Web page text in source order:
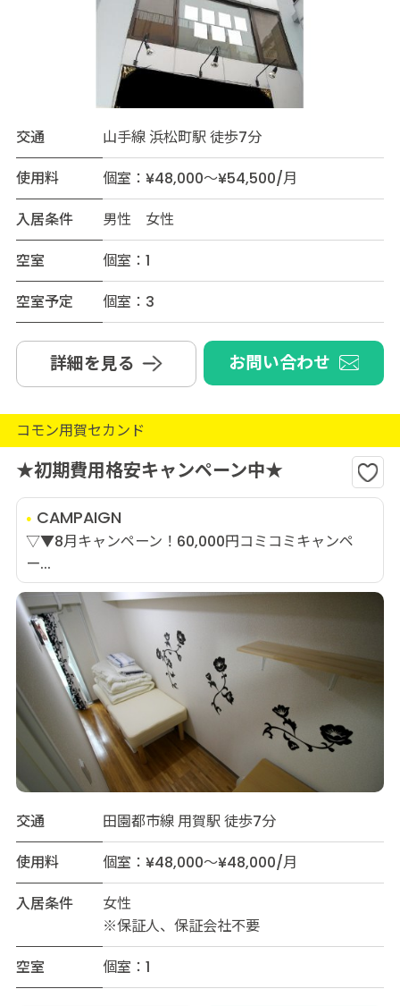
交通
山手線 浜松町駅 徒歩7分
使用料
個室：¥48,000～¥54,500/月
入居条件
男性 女性
空室
個室：1
空室予定
個室：3
詳細を見る お問い合わせ
コモン用賀セカンド
★初期費用格安キャンペーン中★
CAMPAIGN
▽▼8月キャンペーン！60,000円コミコミキャンペ
ー...
交通
田園都市線 用賀駅 徒歩7分
使用料
個室：¥48,000～¥48,000/月
入居条件
女性
※保証人、保証会社不要
空室
個室：1